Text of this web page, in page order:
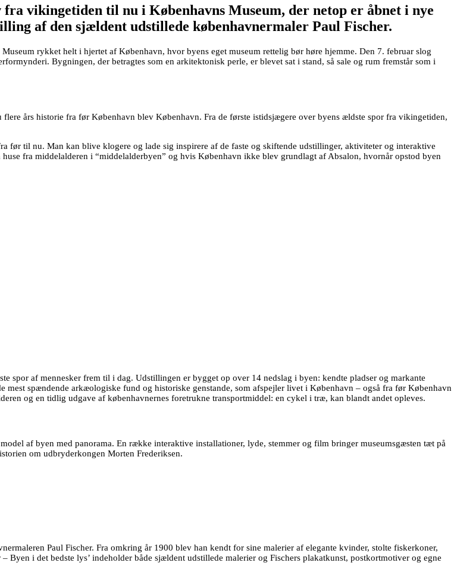
vikingetiden til nu i Københavns Museum, der netop er åbnet i nye
af den sjældent udstillede københavnermaler Paul Fischer.
rykket helt i hjertet af København, hvor byens eget museum rettelig bør høre hjemme. Den 7. februar slog
Bygningen, der betragtes som en arkitektonisk perle, er blevet sat i stand, så sale og rum fremstår som i
års historie fra før København blev København. Fra de første istidsjægere over byens ældste spor fra vikingetiden,
før til nu. Man kan blive klogere og lade sig inspirere af de faste og skiftende udstillinger, aktiviteter og interaktive
fra middelalderen i “middelalderbyen” og hvis København ikke blev grundlagt af Absalon, hvornår opstod byen
spor af mennesker frem til i dag. Udstillingen er bygget op over 14 nedslag i byen: kendte pladser og markante
spændende arkæologiske fund og historiske genstande, som afspejler livet i København – også fra før København
og en tidlig udgave af københavnernes foretrukne transportmiddel: en cykel i træ, kan blandt andet opleves.
af byen med panorama. En række interaktive installationer, lyde, stemmer og film bringer museumsgæsten tæt på
om udbryderkongen Morten Frederiksen.
Paul Fischer. Fra omkring år 1900 blev han kendt for sine malerier af elegante kvinder, stolte fiskerkoner,
Byen i det bedste lys’ indeholder både sjældent udstillede malerier og Fischers plakatkunst, postkortmotiver og egne